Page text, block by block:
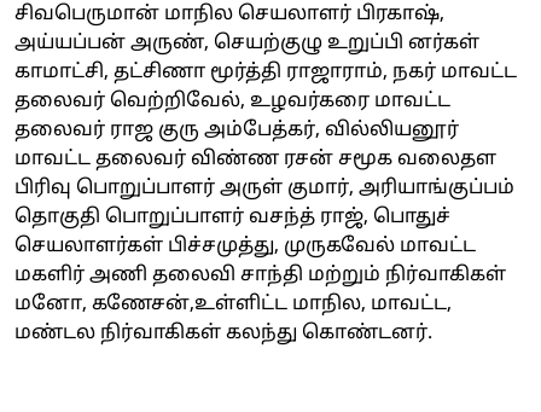
சிவபெருமான் மாநில செயலாளர் பிரகாஷ்,
அய்யப்பன் அருண், செயற்குழு உறுப்பி னர்கள்
காமாட்சி, தட்சிணா மூர்த்தி ராஜாராம், நகர் மாவட்ட
தலைவர் வெற்றிவேல், உழவர்கரை மாவட்ட
தலைவர் ராஜ குரு அம்பேத்கர், வில்லியனூர்
மாவட்ட தலைவர் விண்ண ரசன் சமூக வலைதள
பிரிவு பொறுப்பாளர் அருள் குமார், அரியாங்குப்பம்
தொகுதி பொறுப்பாளர் வசந்த் ராஜ், பொதுச்
செயலாளர்கள் பிச்சமுத்து, முருகவேல் மாவட்ட
மகளிர் அணி தலைவி சாந்தி மற்றும் நிர்வாகிகள்
மனோ, கணேசன்,உள்ளிட்ட மாநில, மாவட்ட,
மண்டல நிர்வாகிகள் கலந்து கொண்டனர்.